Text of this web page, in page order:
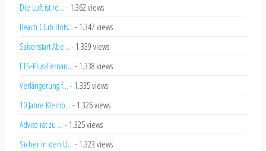
Die Luft ist re... - 1.362 views
Beach Club Hots... - 1.347 views
Saisonstart Abe... - 1.339 views
ETS-Plus-Fernan... - 1.338 views
Verlängerung f... - 1.335 views
10 Jahre Kleinb... - 1.326 views
Advito rät zu ... - 1.325 views
Sicher in den U... - 1.323 views